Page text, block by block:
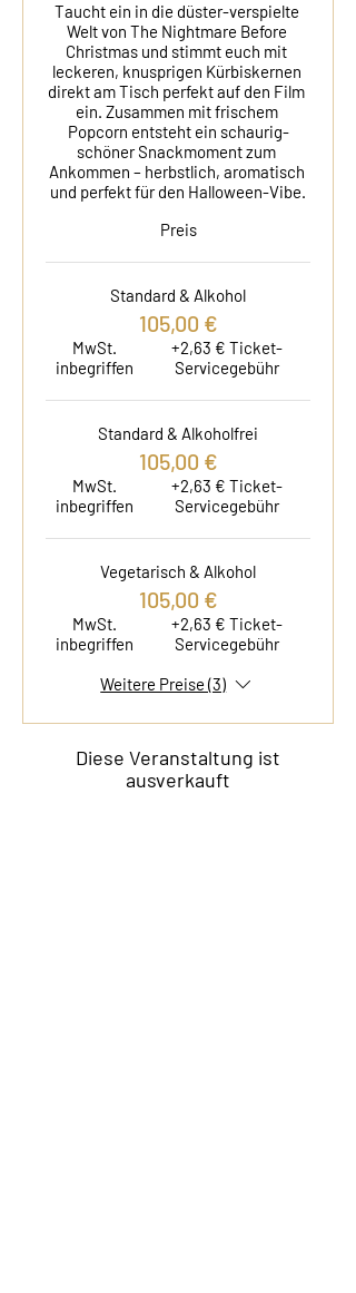
Taucht ein in die düster-verspielte
Welt von The Nightmare Before
Christmas und stimmt euch mit
leckeren, knusprigen Kürbiskernen
direkt am Tisch perfekt auf den Film
ein. Zusammen mit frischem
Popcorn entsteht ein schaurig-
schöner Snackmoment zum
Ankommen – herbstlich, aromatisch
und perfekt für den Halloween-Vibe.
Preis
Standard & Alkohol
105,00 €
MwSt.
inbegriffen
+2,63 € Ticket-
Servicegebühr
Standard & Alkoholfrei
105,00 €
MwSt.
inbegriffen
+2,63 € Ticket-
Servicegebühr
Vegetarisch & Alkohol
105,00 €
MwSt.
inbegriffen
+2,63 € Ticket-
Servicegebühr
Weitere Preise (3)
Diese Veranstaltung ist
ausverkauft